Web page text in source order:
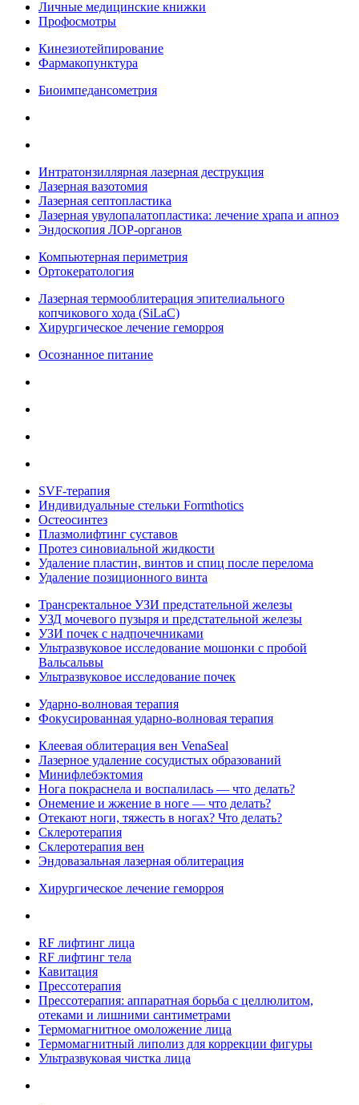
Личные медицинские книжки
Профосмотры
Кинезиотейпирование
Фармакопунктура
Биоимпедансометрия
Интратонзиллярная лазерная деструкция
Лазерная вазотомия
Лазерная септопластика
Лазерная увулопалатопластика: лечение храпа и апноэ
Эндоскопия ЛОР-органов
Компьютерная периметрия
Ортокератология
Лазерная термооблитерация эпителиального
копчикового хода (SiLaC)
Хирургическое лечение геморроя
Осознанное питание
SVF-терапия
Индивидуальные стельки Formthotics
Остеосинтез
Плазмолифтинг суставов
Протез синовиальной жидкости
Удаление пластин, винтов и спиц после перелома
Удаление позиционного винта
Трансректальное УЗИ предстательной железы
УЗД мочевого пузыря и предстательной железы
УЗИ почек с надпочечниками
Ультразвуковое исследование мошонки с пробой
Вальсальвы
Ультразвуковое исследование почек
Ударно-волновая терапия
Фокусированная ударно-волновая терапия
Клеевая облитерация вен VenaSeal
Лазерное удаление сосудистых образований
Минифлебэктомия
Нога покраснела и воспалилась — что делать?
Онемение и жжение в ноге — что делать?
Отекают ноги, тяжесть в ногах? Что делать?
Склеротерапия
Склеротерапия вен
Эндовазальная лазерная облитерация
Хирургическое лечение геморроя
RF лифтинг лица
RF лифтинг тела
Кавитация
Прессотерапия
Прессотерапия: аппаратная борьба с целлюлитом,
отеками и лишними сантиметрами
Термомагнитное омоложение лица
Термомагнитный липолиз для коррекции фигуры
Ультразвуковая чистка лица